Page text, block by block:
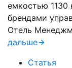
емкостью
брендами
Отель
дальше
Статья